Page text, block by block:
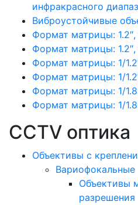
инфракрасного
Виброустойчивые
Формат матрицы: 1.2″,
Формат матрицы: 1.2″,
Формат матрицы: 1/
Формат матрицы: 1/
Формат матрицы: 1/
Формат матрицы: 1/
CCTV оптика
Объективы с
Вариофокальные
Объективы
разрешения